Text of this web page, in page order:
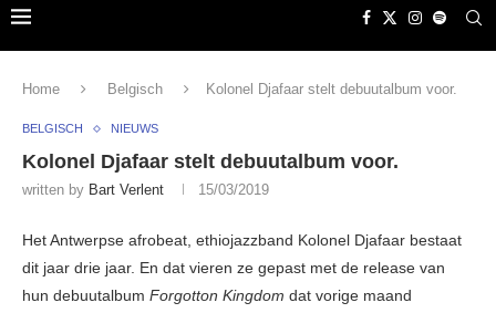
Home Belgisch Kolonel Djafaar stelt debuutalbum voor.
BELGISCH NIEUWS
Kolonel Djafaar stelt debuutalbum voor.
written by Bart Verlent 15/03/2019
Het Antwerpse afrobeat, ethiojazzband Kolonel Djafaar bestaat
dit jaar drie jaar. En dat vieren ze gepast met de release van
hun debuutalbum Forgotton Kingdom dat vorige maand